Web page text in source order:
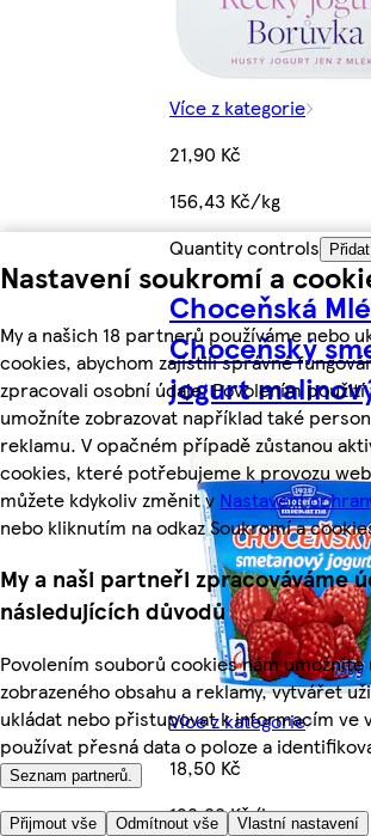
Nastavení soukromí a
My a našich 18 partnerů používáme nebo
cookies, abychom zajistili správné
zpracovali osobní údaje. Povolením
umožníte zobrazovat například také
reklamu. V opačném případě zůstanou
cookies, které potřebujeme k provozu
můžete kdykoliv změnit v Nastavení
nebo kliknutím na odkaz Soukromí a
My a naši partneři zpracováváme
následujících důvodů
Povolením souborů cookies nám
zobrazeného obsahu a reklamy, vytvářet
ukládat nebo přistupovat k informacím ve
používat přesná data o poloze a
Seznam partnerů.
Přijmout vše Odmítnout vše Vlastní nastavení
Více z kategorie
21,90 Kč
156,43 Kč/kg
Quantity controls
Přidat
Choceňská
Choceňský
jogurt
Více z kategorie
18,50 Kč
123,33 Kč/kg